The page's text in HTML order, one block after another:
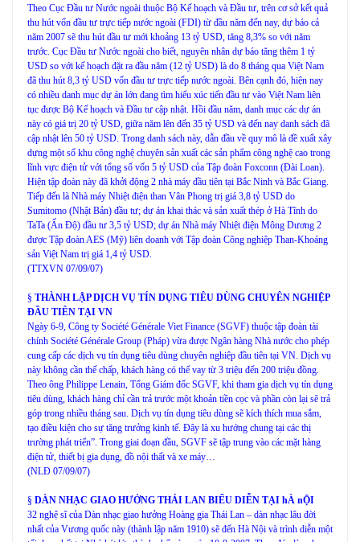
Theo Cục Đầu tư Nước ngoài thuộc Bộ Kế hoạch và Đầu tư, trên cơ sở kết quả
thu hút vốn đầu tư trực tiếp nước ngoài (FDI) từ đầu năm đến nay, dự báo cả
năm 2007 sẽ thu hút đầu tư mới khoảng 13 tỷ USD, tăng 8,3% so với năm
trước. Cục Đầu tư Nước ngoài cho biết, nguyên nhân dự báo tăng thêm 1 tỷ
USD so với kế hoạch đặt ra đầu năm (12 tỷ USD) là do 8 tháng qua Việt Nam
đã thu hút 8,3 tỷ USD vốn đầu tư trực tiếp nước ngoài. Bên cạnh đó, hiện nay
có nhiều danh mục dự án lớn đang tìm hiểu xúc tiến đầu tư vào Việt Nam liên
tục được Bộ Kế hoạch và Đầu tư cập nhật. Hồi đầu năm, danh mục các dự án
này có giá trị 20 tỷ USD, giữa năm lên đến 35 tỷ USD và đến nay danh sách đã
cập nhật lên 50 tỷ USD. Trong danh sách này, dẫn đầu về quy mô là đề xuất xây
dựng một số khu công nghệ chuyên sản xuất các sản phẩm công nghệ cao trong
lĩnh vực điện tử với tổng số vốn 5 tỷ USD của Tập đoàn Foxconn (Đài Loan).
Hiện tập đoàn này đã khởi động 2 nhà máy đầu tiên tại Bắc Ninh và Bắc Giang.
Tiếp đến là Nhà máy Nhiệt điện than Vân Phong trị giá 3,8 tỷ USD do
Sumitomo (Nhật Bản) đầu tư; dự án khai thác và sản xuất thép ở Hà Tĩnh do
TaTa (Ấn Độ) đầu tư 3,5 tỷ USD; dự án Nhà máy Nhiệt điện Mông Dương 2
được Tập đoàn AES (Mỹ) liên doanh với Tập đoàn Công nghiệp Than-Khoáng
sản Việt Nam trị giá 1,4 tỷ USD.
(TTXVN 07/09/07)
§ THÀNH LẬP DỊCH VỤ TÍN DỤNG TIÊU DÙNG CHUYÊN NGHIỆP
ĐẦU TIÊN TẠI VN
Ngày 6-9, Công ty Société Générale Viet Finance (SGVF) thuộc tập đoàn tài
chính Société Générale Group (Pháp) vừa được Ngân hàng Nhà nước cho phép
cung cấp các dịch vụ tín dụng tiêu dùng chuyên nghiệp đầu tiên tại VN. Dịch vụ
này không cần thế chấp, khách hàng có thể vay từ 3 triệu đến 200 triệu đồng.
Theo ông Philippe Lenain, Tổng Giám đốc SGVF, khi tham gia dịch vụ tín dụng
tiêu dùng, khách hàng chỉ cần trả trước một khoản tiền cọc và phần còn lại sẽ trả
góp trong nhiều tháng sau. Dịch vụ tín dụng tiêu dùng sẽ kích thích mua sắm,
tạo điều kiện cho sự tăng trưởng kinh tế. Đây là xu hướng chung tại các thị
trường phát triển”. Trong giai đoạn đầu, SGVF sẽ tập trung vào các mặt hàng
điện tử, thiết bị gia dụng, đồ nội thất và xe máy…
(NLĐ 07/09/07)
§ DÀN NHẠC GIAO HƯỞNG THÁI LAN BIỂU DIỄN TẠI hÀ nỘI
32 nghệ sĩ của Dàn nhạc giao hưởng Hoàng gia Thái Lan – dàn nhạc lâu đời
nhất của Vương quốc này (thành lập năm 1910) sẽ đến Hà Nội và trình diễn một